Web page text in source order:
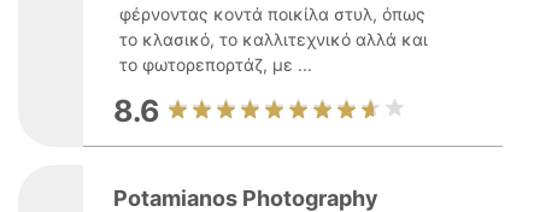
φέρνοντας κοντά ποικίλα στυλ, όπως
το κλασικό, το καλλιτεχνικό αλλά και
το φωτορεπορτάζ, με ...
8.6
Potamianos Photography